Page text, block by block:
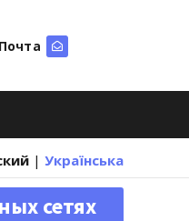
Почта
| Українська
сетях